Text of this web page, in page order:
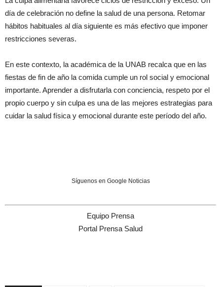
día de celebración no define la salud de una persona. Retomar
hábitos habituales al día siguiente es más efectivo que imponer
restricciones severas.
En este contexto, la académica de la UNAB recalca que en las
fiestas de fin de año la comida cumple un rol social y emocional
importante. Aprender a disfrutarla con conciencia, respeto por el
propio cuerpo y sin culpa es una de las mejores estrategias para
cuidar la salud física y emocional durante este período del año.
Síguenos en Google Noticias
Equipo Prensa
Portal Prensa Salud